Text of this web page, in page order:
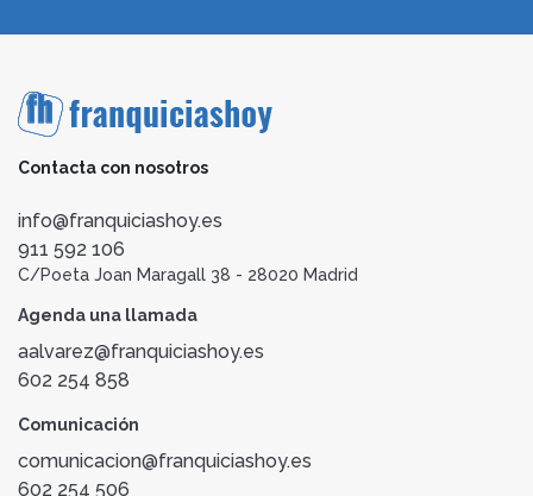
Contacta con nosotros
info@franquiciashoy.es
911 592 106
C/Poeta Joan Maragall 38 - 28020 Madrid
Agenda una llamada
aalvarez@franquiciashoy.es
602 254 858
Comunicación
comunicacion@franquiciashoy.es
602 254 506